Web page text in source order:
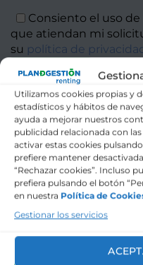
Utilizamos cookies propias y
estadísticos y hábitos de
ayuda a mejorar nuestros
publicidad relacionada con
activar estas cookies
prefiere mantener
“Rechazar cookies”. Incluso
prefiera pulsando el botón
en nuestra Política de
Gestionar los servicios
Consiento el uso
que atiendan mi
su política de
Este sitio está protegido
política de privacidady
Información básica sobre
Responsable: PLAN DE
Domicilio:
C/ Charles Robert
(Valencia)
Finalidad:
Atender, registrar
que nos realice
Legitimación:marcar la casilla
Tiene derecho a
limitar su